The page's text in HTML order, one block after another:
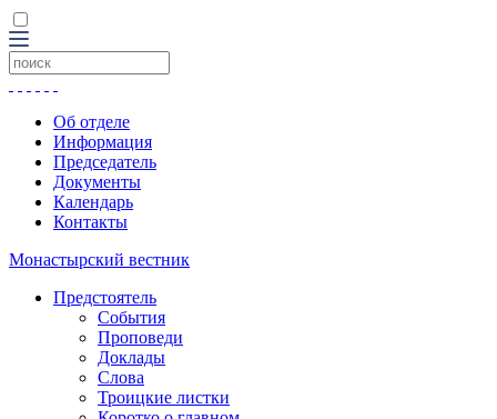
Об отделе
Информация
Председатель
Документы
Календарь
Контакты
Монастырский вестник
Предстоятель
События
Проповеди
Доклады
Слова
Троицкие листки